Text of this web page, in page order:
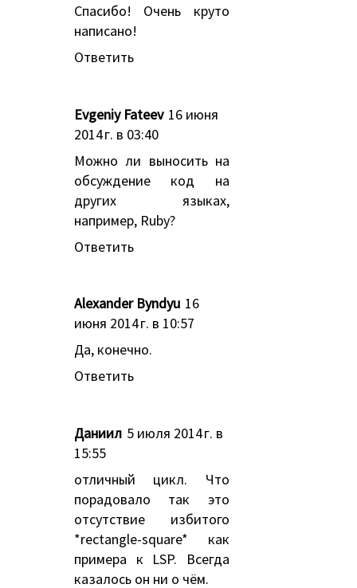
Спасибо! Очень круто
написано!
Ответить
Evgeniy Fateev 16 июня
2014 г. в 03:40
Можно ли выносить на
обсуждение код на
других языках,
например, Ruby?
Ответить
Alexander Byndyu 16
июня 2014 г. в 10:57
Да, конечно.
Ответить
Даниил 5 июля 2014 г. в
15:55
отличный цикл. Что
порадовало так это
отсутствие избитого
*rectangle-square* как
примера к LSP. Всегда
казалось он ни о чём.